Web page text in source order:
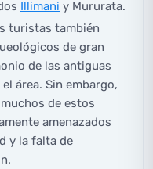
Illimani y Mururata.
turistas también
de gran
de las antiguas
área. Sin embargo,
de estos
amenazados
y la falta de